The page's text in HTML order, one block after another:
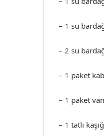
– 1 su
– 2 su
– 1 paket
– 1 paket
– 1 tatlı